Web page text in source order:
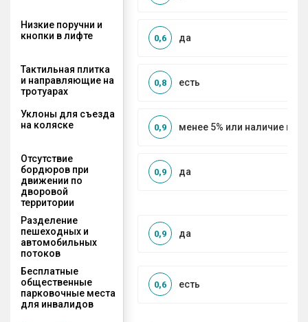
Низкие поручни и
кнопки в лифте
да
0,6
Тактильная плитка
и направляющие на
тротуарах
есть
0,8
Уклоны для съезда
на коляске
менее 5% или наличие
0,9
Отсутствие
бордюров при
движении по
дворовой
территории
да
0,9
Разделение
пешеходных и
автомобильных
потоков
да
0,9
Бесплатные
общественные
парковочные места
для инвалидов
есть
0,6